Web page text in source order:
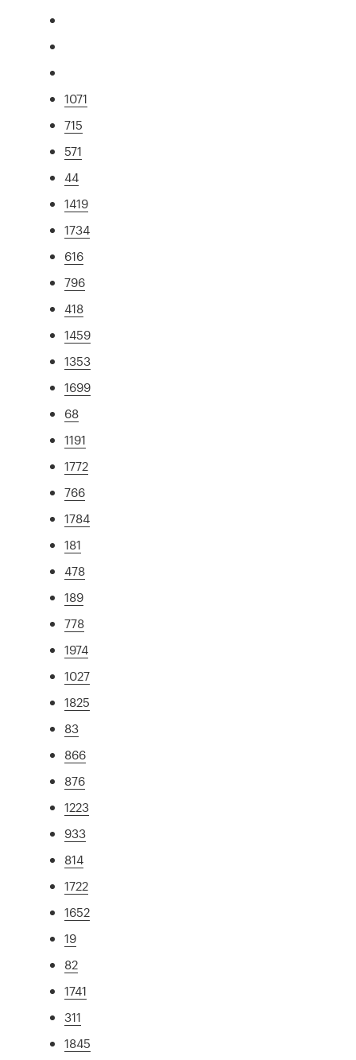
1071
715
571
44
1419
1734
616
796
418
1459
1353
1699
68
1191
1772
766
1784
181
478
189
778
1974
1027
1825
83
866
876
1223
933
814
1722
1652
19
82
1741
311
1845